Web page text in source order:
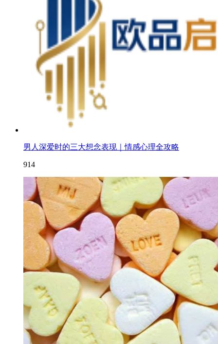
男人深爱时的三大想念表现｜情感心理全攻略
914